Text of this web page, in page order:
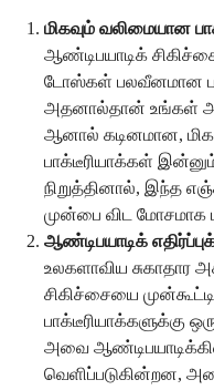
மிகவும் வலிமையான
ஆண்டிபயாடிக்
டோஸ்கள் பலவீனமான
அதனால்தான் உங்கள்
ஆனால் கடினமான,
பாக்டீரியாக்கள்
நிறுத்தினால், இந்த
முன்பை விட மோசமாக
ஆண்டிபயாடிக்
உலகளாவிய சுகாதார
சிகிச்சையை
பாக்டீரியாக்களுக்கு
அவை
வெளிப்படுகின்றன,